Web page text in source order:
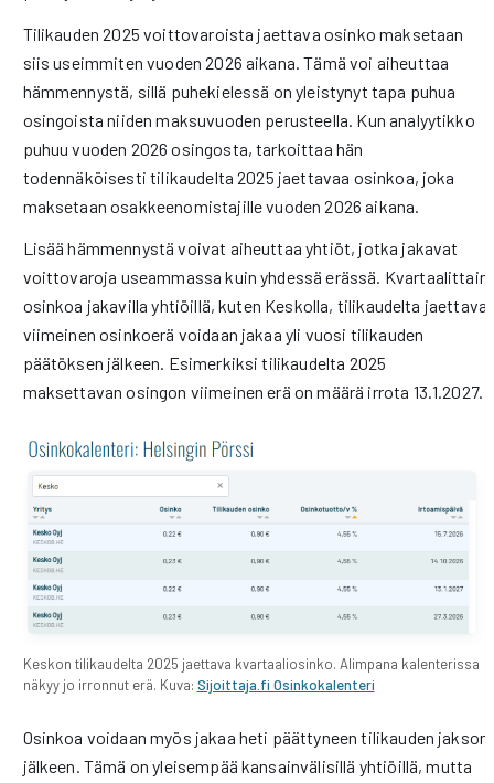
Tilikauden 2025 voittovaroista jaettava osinko maksetaan
siis useimmiten vuoden 2026 aikana. Tämä voi aiheuttaa
hämmennystä, sillä puhekielessä on yleistynyt tapa puhua
osingoista niiden maksuvuoden perusteella. Kun analyytikko
puhuu vuoden 2026 osingosta, tarkoittaa hän
todennäköisesti tilikaudelta 2025 jaettavaa osinkoa, joka
maksetaan osakkeenomistajille vuoden 2026 aikana.
Lisää hämmennystä voivat aiheuttaa yhtiöt, jotka jakavat
voittovaroja useammassa kuin yhdessä erässä. Kvartaalittain
osinkoa jakavilla yhtiöillä, kuten Keskolla, tilikaudelta jaettava
viimeinen osinkoerä voidaan jakaa yli vuosi tilikauden
päätöksen jälkeen. Esimerkiksi tilikaudelta 2025
maksettavan osingon viimeinen erä on määrä irrota 13.1.2027.
Keskon tilikaudelta 2025 jaettava kvartaaliosinko. Alimpana kalenterissa
näkyy jo irronnut erä. Kuva: Sijoittaja.fi Osinkokalenteri
Osinkoa voidaan myös jakaa heti päättyneen tilikauden jakson
jälkeen. Tämä on yleisempää kansainvälisillä yhtiöillä, mutta